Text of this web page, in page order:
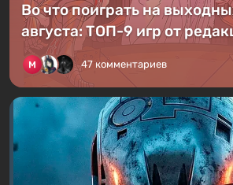
Во что поиграть на
августа: ТОП-9 игр от
47 комментариев